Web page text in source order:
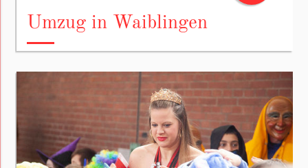
Umzug in Waiblingen